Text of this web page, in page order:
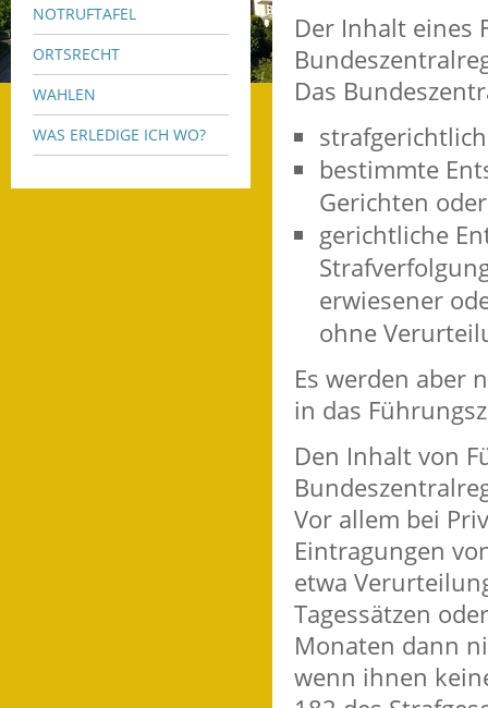
NOTRUFTAFEL
ORTSRECHT
WAHLEN
WAS ERLEDIGE ICH WO?
Der Inhalt eines
Das
bestimmte
Gerichten oder
gerichtliche
erwiesener
ohne
Es werden aber
in das
Den Inhalt von
Vor allem bei
Eintragungen
etwa
Tagessätzen
Monaten dann
wenn ihnen